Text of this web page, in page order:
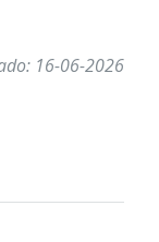
16-06-2026